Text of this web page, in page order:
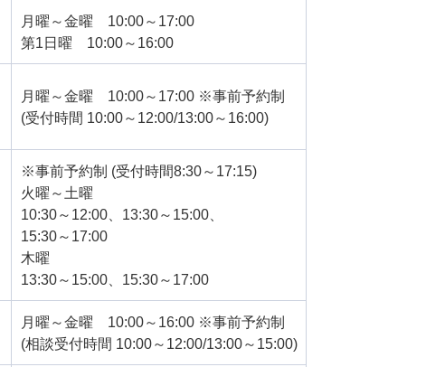
月曜～金曜 10:00～17:00
第1日曜 10:00～16:00
月曜～金曜 10:00～17:00 ※事前予約制
(受付時間 10:00～12:00/13:00～16:00)
※事前予約制 (受付時間8:30～17:15)
火曜～土曜
10:30～12:00、13:30～15:00、
15:30～17:00
木曜
13:30～15:00、15:30～17:00
月曜～金曜 10:00～16:00 ※事前予約制
(相談受付時間 10:00～12:00/13:00～15:00)